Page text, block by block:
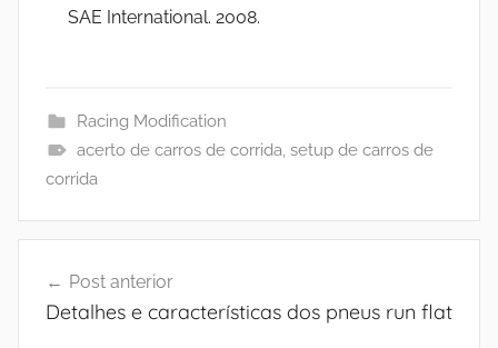
SAE International. 2008.
Racing Modification
acerto de carros de corrida, setup de carros de
corrida
de
Post anterior
Detalhes e características dos pneus run flat